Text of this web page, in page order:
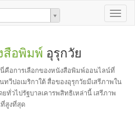
Toggle
สือพิมพ์ อุรุกวัย
คือการเลือกของหนังสือพิมพ์ออนไลน์ที่
วีปอเมริกาใต้ สื่อของอุรุกวัยมีเสรีภาพใน
ทั่วไปรัฐบาลเคารพสิทธิเหล่านี้ เสรีภาพ
สูงที่สุด